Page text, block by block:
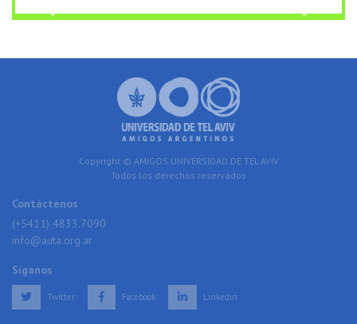
Previous Next
Contáctenos
(+5411) 4833.7090
info@auta.org.ar
Copyright © AMIGOS UNIVERSIDAD DE TEL AVIV
Todos los derechos reservados
Síganos
Twitter Facebook Linkedin